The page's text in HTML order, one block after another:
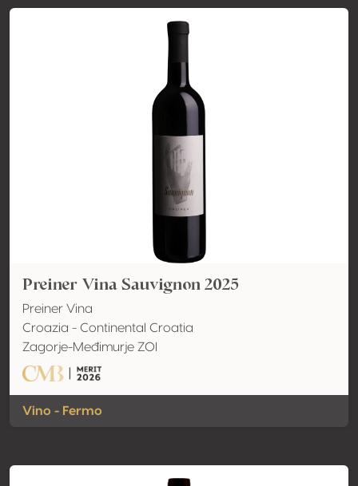
Preiner Vina Sauvignon 2025
Preiner Vina
Croazia - Continental Croatia
Zagorje-Međimurje ZOI
Vino - Fermo